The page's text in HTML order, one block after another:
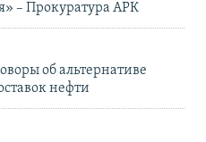
– Прокуратура АРК
об альтернативе
нефти